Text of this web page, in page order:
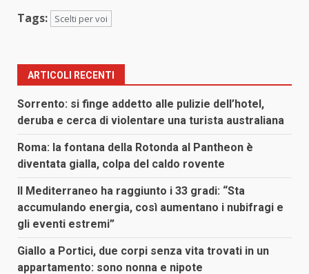
Tags: Scelti per voi
ARTICOLI RECENTI
Sorrento: si finge addetto alle pulizie dell’hotel,
deruba e cerca di violentare una turista australiana
Roma: la fontana della Rotonda al Pantheon è
diventata gialla, colpa del caldo rovente
Il Mediterraneo ha raggiunto i 33 gradi: “Sta
accumulando energia, così aumentano i nubifragi e
gli eventi estremi”
Giallo a Portici, due corpi senza vita trovati in un
appartamento: sono nonna e nipote